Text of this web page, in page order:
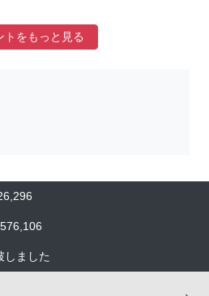
トをもっと見る
しました